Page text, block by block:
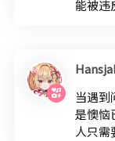
能被违
当遇
是懊恼
人只需